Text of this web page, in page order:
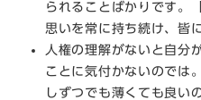
られることばかりです。
思いを常に持ち続け、皆
人権の理解がないと自分
ことに気付かないのでは
しずつでも薄くても良い